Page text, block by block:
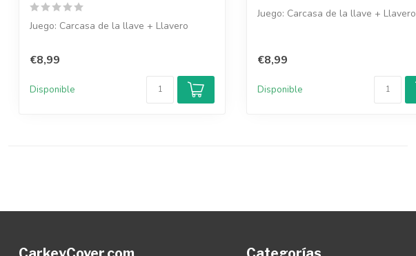
Juego: Carcasa de la llave + Llavero
€8,99
Disponible
Juego: Carcasa de la llave + Llavero
€8,99
Disponible